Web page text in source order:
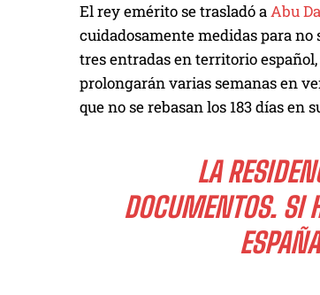
El rey emérito se trasladó aAbu
cuidadosamente medidas para no
tres entradas en territorio
prolongarán varias semanas en
que no se rebasan los 183 días en
LA
DOCUMENTOS. SI